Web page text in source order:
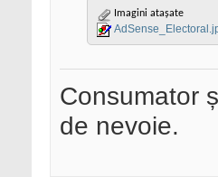
Imagini atașate
Consumator
de nevoie.